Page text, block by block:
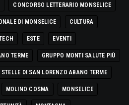
CONCORSO LETTERARIO MONSELICE
DI MONSELICE CULTURA
ESTE EVENTI
TERME GRUPPO MONTI SALUTE PIÙ
STELLE DI SAN LORENZO ABANO TERME
MOLINO COSMA MONSELICE